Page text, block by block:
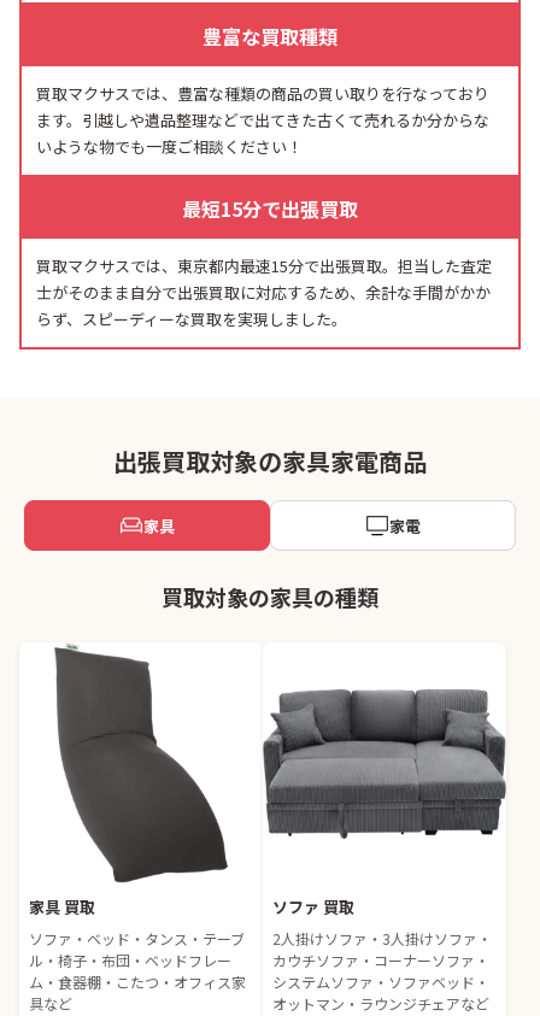
豊富な買取種類
買取マクサスでは、豊富な種類の商品の買い取りを行なっており
ます。引越しや遺品整理などで出てきた古くて売れるか分からな
いような物でも一度ご相談ください！
最短15分で出張買取
買取マクサスでは、東京都内最速15分で出張買取。担当した査定
士がそのまま自分で出張買取に対応するため、余計な手間がかか
らず、スピーディーな買取を実現しました。
出張買取対象の家具家電商品
家具 家電
買取対象の家具の種類
家具 買取
ソファ・ベッド・タンス・テーブ
ル・椅子・布団・ベッドフレー
ム・食器棚・こたつ・オフィス家
具など
ソファ 買取
2人掛けソファ・3人掛けソファ・
カウチソファ・コーナーソファ・
システムソファ・ソファベッド・
オットマン・ラウンジチェアなど